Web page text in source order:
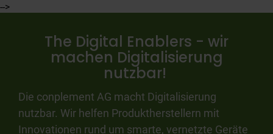
-->
The Digital Enablers - wir
machen Digitalisierung
nutzbar!
Die conplement AG macht Digitalisierung
nutzbar. Wir helfen Produktherstellern mit
Innovationen rund um smarte, vernetzte Geräte